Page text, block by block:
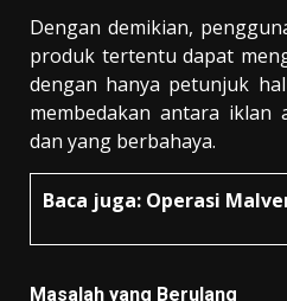
Dengan demikian,
produk tertentu dapat
dengan hanya petunjuk
membedakan antara iklan
dan yang berbahaya.
Baca juga: Operasi
Masalah yang Berulang